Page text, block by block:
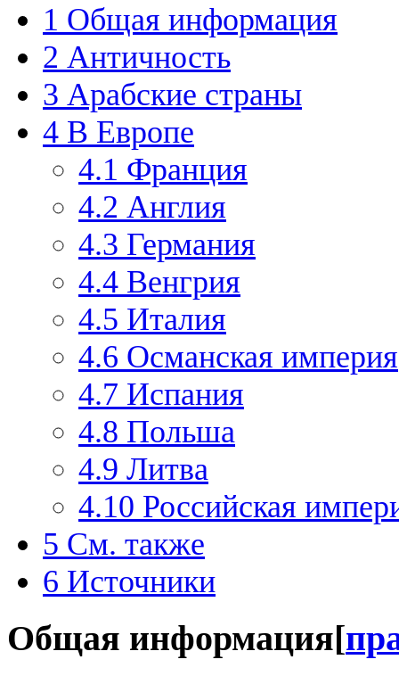
1 Общая информация
2 Античность
3 Арабские страны
4 В Европе
4.1 Франция
4.2 Англия
4.3 Германия
4.4 Венгрия
4.5 Италия
4.6 Османская империя
4.7 Испания
4.8 Польша
4.9 Литва
4.10 Российская
5 См. также
6 Источники
Общая информация[